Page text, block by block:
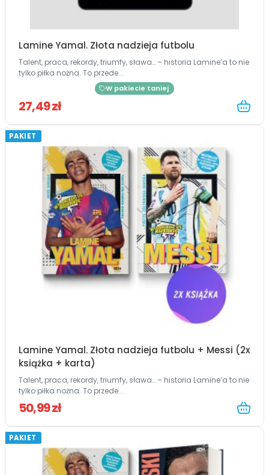
Lamine Yamal. Złota nadzieja futbolu
Talent, praca, rekordy, triumfy, sława… – historia Lamine’a to nie
tylko piłka nożna. To przede...
W pakiecie taniej
27,49 zł
PAKIET
Lamine Yamal. Złota nadzieja futbolu + Messi (2x
książka + karta)
Talent, praca, rekordy, triumfy, sława… – historia Lamine’a to nie
tylko piłka nożna. To przede...
50,99 zł
PAKIET